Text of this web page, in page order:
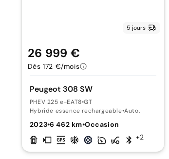
5 jours
Peugeot 308 SW
PHEV 225 e-EAT8•GT
Hybride essence rechargeable•Auto.
2023•6 462 km•Occasion
+2
26 999 €
Dès 172 €/mois